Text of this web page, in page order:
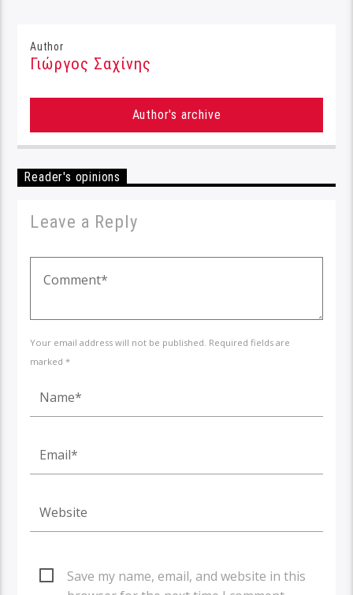
Author
Γιώργος Σαχίνης
Author's archive
Reader's opinions
Leave a Reply
Your email address will not be published. Required fields are
marked *
Save my name, email, and website in this